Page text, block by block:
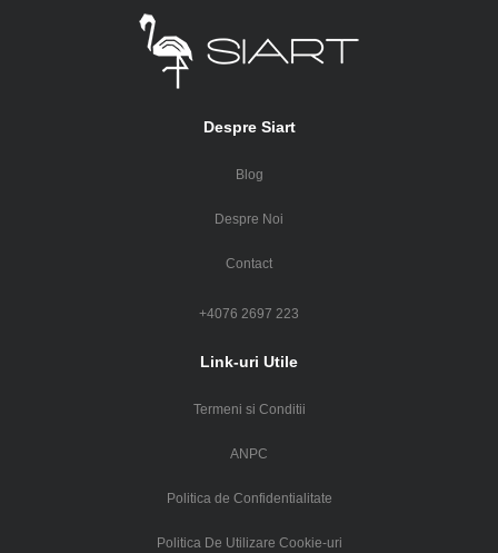
Despre Siart
Blog
Despre Noi
Contact
+4076 2697 223
Link-uri Utile
Termeni si Conditii
ANPC
Politica de Confidentialitate
Politica De Utilizare Cookie-uri